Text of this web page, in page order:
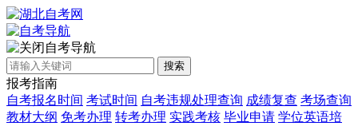
自考导航
搜索
报考指南
自考报名时间 考试时间 自考违规处理查询 成绩复查 考场查询
教材大纲 免考办理 转考办理 实践考核 毕业申请 学位英语培